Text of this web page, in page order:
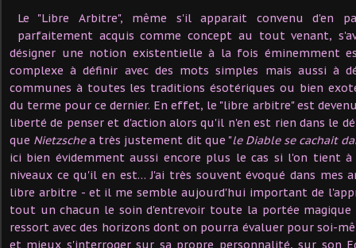
Le "Libre Arbitre", même s'il apparait convenu d'en
parfaitement acquis comme concept au tout venant,
désigner une notion existentielle à la fois éminemment
complexe à définir avec des mots simples mais aussi à
communes à toutes les traditions ésotériques ou bien
du terme pour ce dernier. En effet, le "libre arbitre" est
liberté de penser et d'action alors qu'il n'en est rien dans le
que Nietzschea très justement dit que "le Diable se cachait
ici bien évidemment aussi encore plus le cas si l'on tient
niveaux ce qu'il en est… J'ai très souvent évoqué dans mes
libre arbitre - et il me semble aujourd'hui important de
tout un chacun le soin d'entrevoir toute la portée magique
ressort avec des horizons dont on pourra évaluer pour soi-
et mieux s'interroger sur sa propre personnalité, sur son